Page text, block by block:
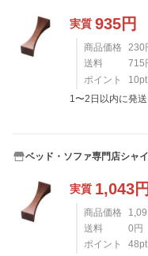
実質 935円
商品価格 230
送料
715
ポイント
10pt
1〜2日以内に発送
ベッド・ソファ専門店シャ
実質 1,043円
商品価格
送料
0 円
ポイント
48pt